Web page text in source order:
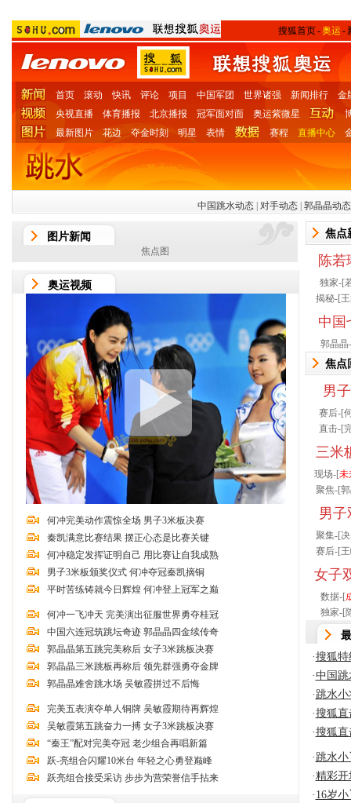
搜狐首页-奥运 -
首页 滚动 快讯 评论 项目 中国军团 世界诸强 新闻排行
金
央视直播
体育播报 北京播报 冠军面对面 奥运紫微星
最新图片
花边 夺金时刻 明星 表情 赛程 直播中心
图
中国跳水动态 对手动态 郭晶晶动态
图片新闻
焦点图
奥运视频
何冲完美动作震惊全场 男子3米板决赛
秦凯满意比赛结果 摆正心态是比赛关键
何冲稳定发挥证明自己 用比赛让自我成熟
男子3米板颁奖仪式 何冲夺冠秦凯摘铜
平时苦练铸就今日辉煌 何冲登上冠军之巅
何冲一飞冲天 完美演出征服世界勇夺桂冠
中国六连冠筑跳坛奇迹 郭晶晶四金续传奇
郭晶晶第五跳完美称后 女子3米跳板决赛
郭晶晶三米跳板再称后 领先群强勇夺金牌
郭晶晶难舍跳水场 吴敏霞拼过不后悔
完美五表演夺单人铜牌 吴敏霞期待再辉煌
吴敏霞第五跳奋力一搏 女子3米跳板决赛
“秦王”配对完美夺冠 老少组合再唱新篇
跃-亮组合闪耀10米台 年轻之心勇登巅峰
跃亮组合接受采访 步步为营荣誉信手拈来
焦点
陈
独家-[
揭秘-[
中国
郭晶晶
焦点
男
赛后-[
直击-[
三米
现场-[未
聚焦-[
男子
聚集-[
赛后-[
女子
数据-[
独家-[
·搜狐特
·中国跳
· 跳水
·搜狐直
·搜狐直
· 跳水
·精彩开
· 16岁